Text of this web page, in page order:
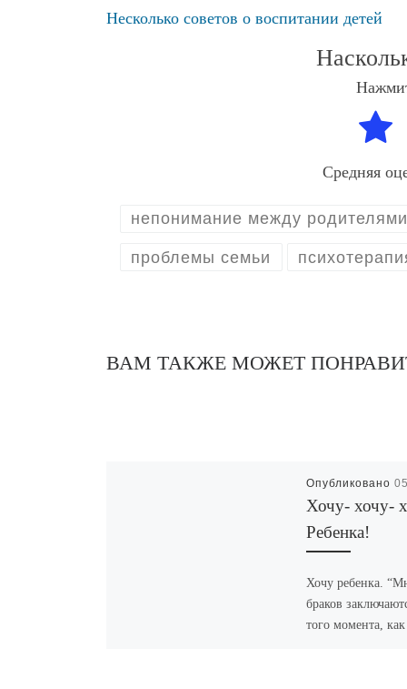
Несколько советов о воспитании детей
Средняя
непонимание между
проблемы семьи
ВАМ ТАКЖЕ МОЖЕТ
Опубликовано
Хочу- хочу-
Ребенка!
Хочу ребенка.
браков
того момента,